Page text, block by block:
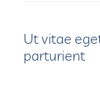
Ut vitae
parturient